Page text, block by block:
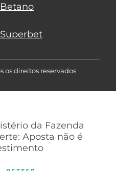
os direitos reservados
da Fazenda
Aposta não é